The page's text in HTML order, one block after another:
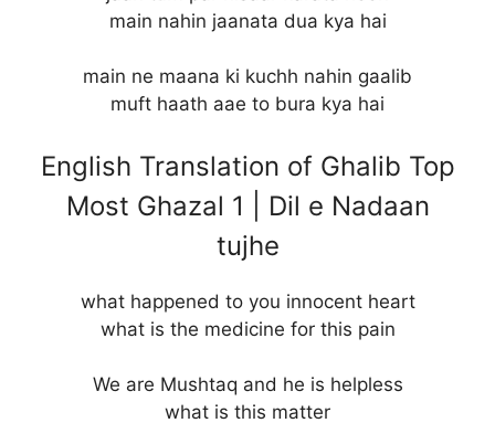
main nahin jaanata dua kya hai
main ne maana ki kuchh nahin gaalib
muft haath aae to bura kya hai
English Translation of Ghalib Top
Most Ghazal 1 | Dil e Nadaan
tujhe
what happened to you innocent heart
what is the medicine for this pain
We are Mushtaq and he is helpless
what is this matter